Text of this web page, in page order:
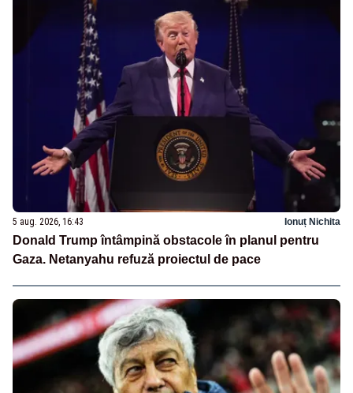
5 aug. 2026, 16:43 Ionuț Nichita
Donald Trump întâmpină obstacole în planul pentru
Gaza. Netanyahu refuză proiectul de pace